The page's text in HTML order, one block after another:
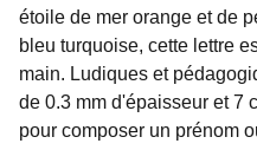
étoile de mer orange et de
bleu turquoise, cette lettre
main. Ludiques et
de 0.3 mm d'épaisseur et 7
pour composer un prénom